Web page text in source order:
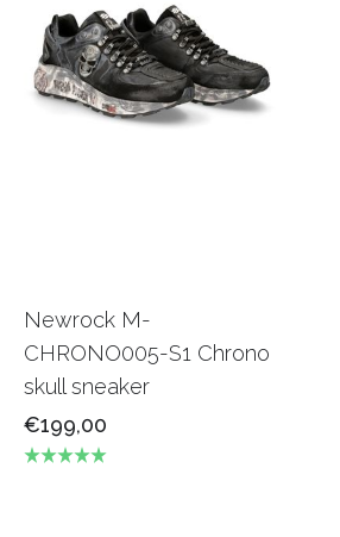
Newrock M-
CHRONO005-S1 Chrono
skull sneaker
€199,00